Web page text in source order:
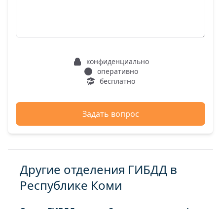
конфиденциально
оперативно
бесплатно
Задать вопрос
Другие отделения ГИБДД в
Республике Коми